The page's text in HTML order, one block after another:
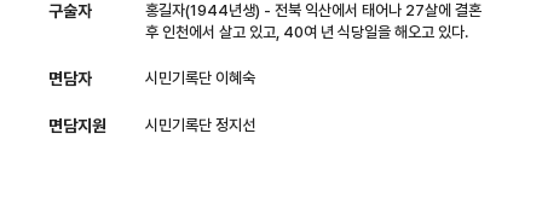
구술자
홍길자(1944년생) - 전북 익산에서 태어나 27살에 결혼
후 인천에서 살고 있고, 40여 년 식당일을 해오고 있다.
면담자 시민기록단 이혜숙
면담지원 시민기록단 정지선